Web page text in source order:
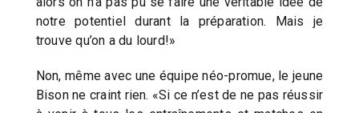
notre potentiel durant la préparation. Mais je
trouve qu’on a du lourd!»
Non, même avec une équipe néo-promue, le jeune
Bison ne craint rien. «Si ce n’est de ne pas réussir